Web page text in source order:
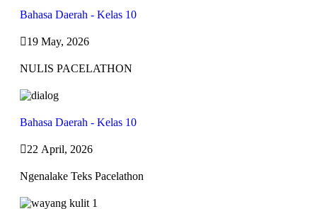
Bahasa Daerah - Kelas 10
19 May, 2026
NULIS PACELATHON
Bahasa Daerah - Kelas 10
22 April, 2026
Ngenalake Teks Pacelathon